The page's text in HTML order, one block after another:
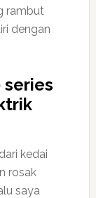
rambut
dengan
series
kedai
rosak
saya